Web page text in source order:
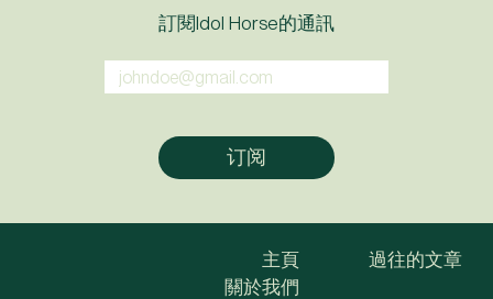
訂閱Idol Horse的通訊
主頁
關於我們
過往的文章